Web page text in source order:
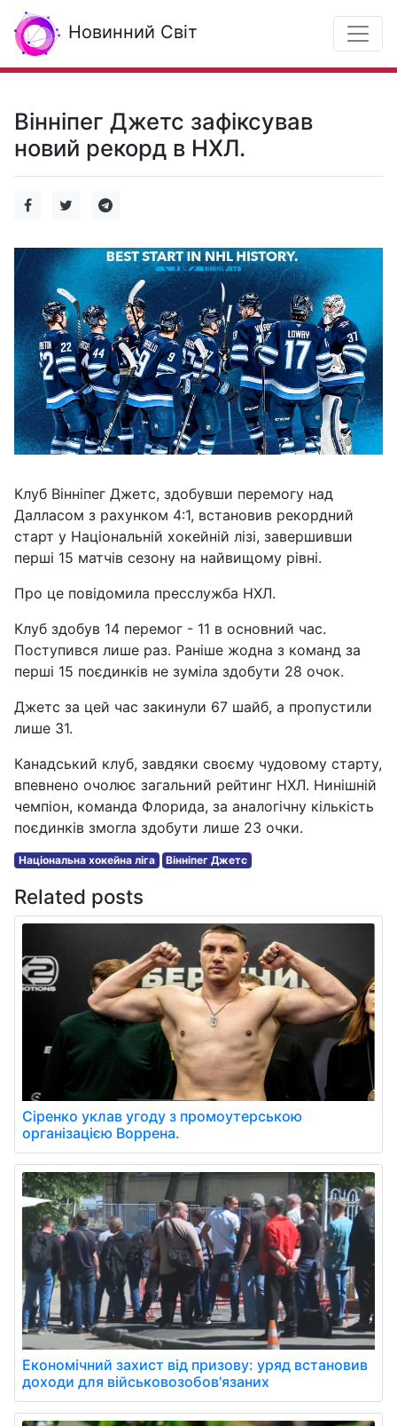
Новинний Світ
Вінніпег Джетс зафіксував
новий рекорд в НХЛ.
Клуб Вінніпег Джетс, здобувши перемогу над
Далласом з рахунком 4:1, встановив рекордний
старт у Національній хокейній лізі, завершивши
перші 15 матчів сезону на найвищому рівні.
Про це повідомила пресслужба НХЛ.
Клуб здобув 14 перемог - 11 в основний час.
Поступився лише раз. Раніше жодна з команд за
перші 15 поєдинків не зуміла здобути 28 очок.
Джетс за цей час закинули 67 шайб, а пропустили
лише 31.
Канадський клуб, завдяки своєму чудовому старту,
впевнено очолює загальний рейтинг НХЛ. Нинішній
чемпіон, команда Флорида, за аналогічну кількість
поєдинків змогла здобути лише 23 очки.
Національна хокейна ліга Вінніпег Джетс
Related posts
Сіренко уклав угоду з промоутерською
організацією Воррена.
Економічний захист від призову: уряд встановив
доходи для військовозобов'язаних